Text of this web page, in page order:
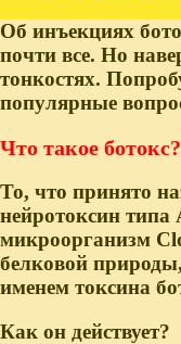
Об инъекциях
почти все. Но
тонкостях.
популярные
Что такое ботокс?
То, что принято
нейротоксин
микроорганизм
белковой
именем токсина
Как он действует?